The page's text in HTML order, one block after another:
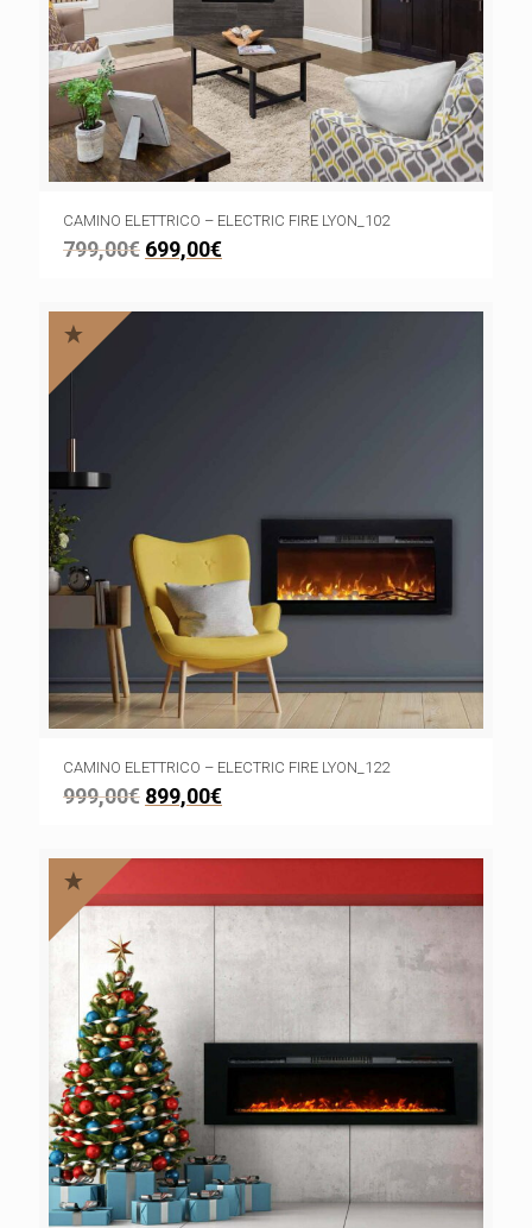
CAMINO ELETTRICO – ELECTRIC FIRE LYON_102
799,00€ 699,00€
CAMINO ELETTRICO – ELECTRIC FIRE LYON_122
999,00€ 899,00€